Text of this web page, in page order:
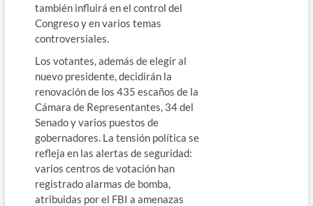
también influirá en el control del
Congreso y en varios temas
controversiales.
Los votantes, además de elegir al
nuevo presidente, decidirán la
renovación de los 435 escaños de la
Cámara de Representantes, 34 del
Senado y varios puestos de
gobernadores. La tensión política se
refleja en las alertas de seguridad:
varios centros de votación han
registrado alarmas de bomba,
atribuidas por el FBI a amenazas